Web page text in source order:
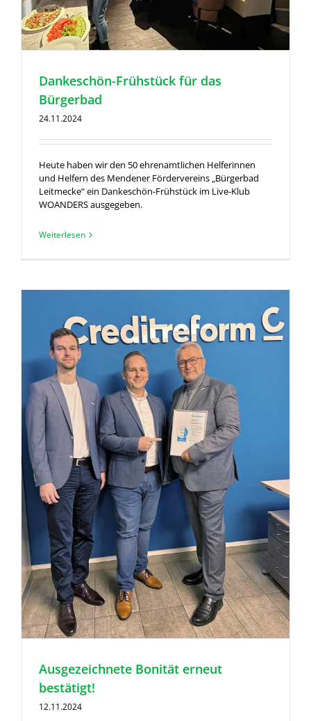
Dankeschön-Frühstück für das
Bürgerbad
24.11.2024
Heute haben wir den 50 ehrenamtlichen Helferinnen
und Helfern des Mendener Fördervereins „Bürgerbad
Leitmecke“ ein Dankeschön-Frühstück im Live-Klub
WOANDERS ausgegeben.
Weiterlesen
Ausgezeichnete Bonität erneut
bestätigt!
12.11.2024